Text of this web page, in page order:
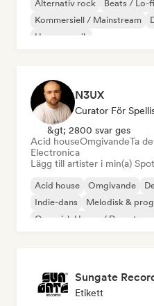
Alternativ rock Beats / Lo-fi
Kommersiell / Mainstream
House-musik
N3UX
Curator För
&gt; 2800 svar ges
Acid houseOmgivandeTa
Electronica
Lägg till artister i min(a)
Acid house Omgivande
Indie-dans
Melodisk &
Organisk House /
Sungate
Etikett